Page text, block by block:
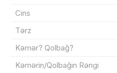
Cins
Tərz
Kəmər? Qolbağ?
Kəmərin/Qolbağın Rəngi
Sifarişin detalları
Məhsul toplam(0)